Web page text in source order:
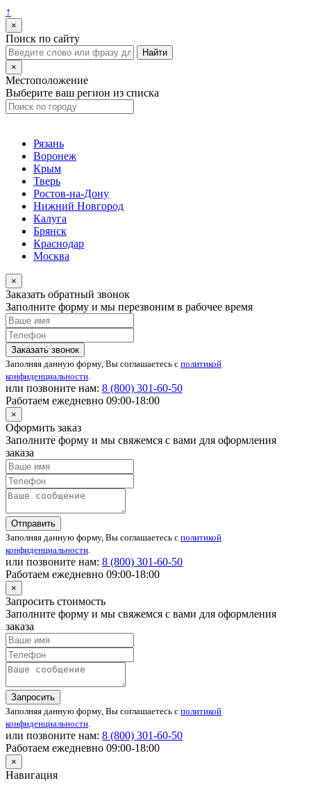
↑
×
Поиск по сайту
×
Местоположение
Выберите ваш регион из списка
Рязань
Воронеж
Крым
Тверь
Ростов-на-Дону
Нижний Новгород
Калуга
Брянск
Краснодар
Москва
×
Заказать обратный звонок
Заполните форму и мы перезвоним в рабочее время
Заказать звонок
Заполняя данную форму, Вы соглашаетесь с политикой
конфиденциальности.
или позвоните нам: 8 (800) 301-60-50
Работаем ежедневно 09:00-18:00
×
Оформить заказ
Заполните форму и мы свяжемся с вами для оформления
заказа
Отправить
Заполняя данную форму, Вы соглашаетесь с политикой
конфиденциальности.
или позвоните нам: 8 (800) 301-60-50
Работаем ежедневно 09:00-18:00
×
Запросить стоимость
Заполните форму и мы свяжемся с вами для оформления
заказа
Запросить
Заполняя данную форму, Вы соглашаетесь с политикой
конфиденциальности.
или позвоните нам: 8 (800) 301-60-50
Работаем ежедневно 09:00-18:00
×
Навигация